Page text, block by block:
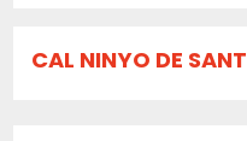
CAL NINYO DE